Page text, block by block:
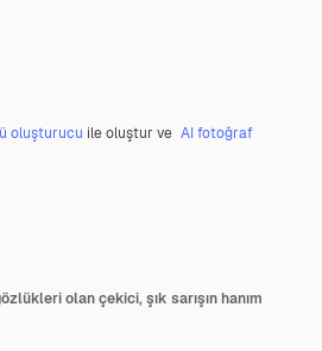
oluşturucu ile oluştur ve AI fotoğraf
olan çekici, şık sarışın hanım